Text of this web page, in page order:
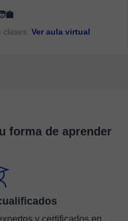
Ver aula virtual
forma de aprender
y certificados en .